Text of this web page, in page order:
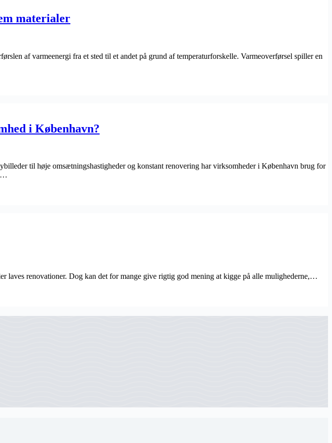
materialer
af varmeenergi fra et sted til et andet på grund af temperaturforskelle. Varmeoverførsel spiller en
i København?
til høje omsætningshastigheder og konstant renovering har virksomheder i København brug for
laves renovationer. Dog kan det for mange give rigtig god mening at kigge på alle mulighederne,…